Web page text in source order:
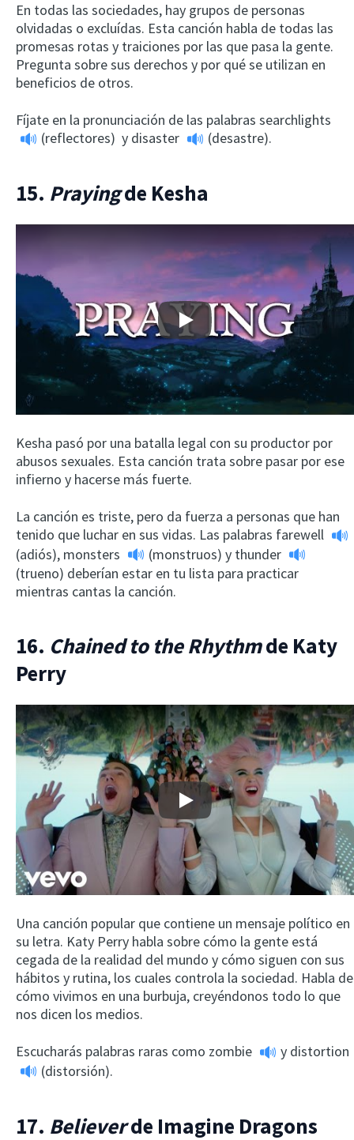
En todas las sociedades, hay grupos de personas
olvidadas o excluídas. Esta canción habla de todas las
promesas rotas y traiciones por las que pasa la gente.
Pregunta sobre sus derechos y por qué se utilizan en
beneficios de otros.
Fíjate en la pronunciación de las palabras searchlights
(reflectores) y disaster (desastre).
15. Prayingde Kesha
Play
Kesha pasó por una batalla legal con su productor por
abusos sexuales. Esta canción trata sobre pasar por ese
infierno y hacerse más fuerte.
La canción es triste, pero da fuerza a personas que han
tenido que luchar en sus vidas. Las palabras farewell
(adiós), monsters (monstruos) y thunder
(trueno) deberían estar en tu lista para practicar
mientras cantas la canción.
16. Chained to the Rhythmde Katy
Perry
Play
Una canción popular que contiene un mensaje político en
su letra. Katy Perry habla sobre cómo la gente está
cegada de la realidad del mundo y cómo siguen con sus
hábitos y rutina, los cuales controla la sociedad. Habla de
cómo vivimos en una burbuja, creyéndonos todo lo que
nos dicen los medios.
Escucharás palabras raras como zombie y distortion
(distorsión).
17. Believerde Imagine Dragons